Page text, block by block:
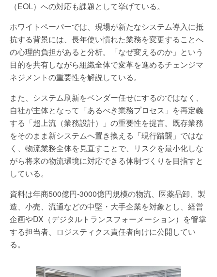
（EOL）への対応も課題として挙げている。
ホワイトペーパーでは、現場が新たなシステム導入に抵
抗する背景には、長年使い慣れた業務を変更することへ
の心理的負担があると分析。「なぜ変えるのか」という
目的を共有しながら組織全体で変革を進めるチェンジマ
ネジメントの重要性を解説している。
また、システム刷新をベンダー任せにするのではなく、
自社が主体となって「あるべき業務プロセス」を再定義
する「超上流（業務設計）」の重要性を提言。既存業務
をそのまま新システムへ置き換える「現行踏襲」ではな
く、物流業務全体を見直すことで、リスクを最小化しな
がら将来の物流環境に対応できる体制づくりを目指すと
している。
資料は年商500億円-3000億円規模の物流、医薬品卸、製
造、小売、流通などの中堅・大手企業を対象とし、経営
企画やDX（デジタルトランスフォーメーション）を管掌
する担当者、ロジスティクス責任者向けに公開してい
る。